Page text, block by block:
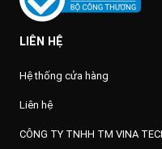
LIÊN HỆ
Hệ thống cửa hàng
Liên hệ
CÔNG TY TNHH TM VINA